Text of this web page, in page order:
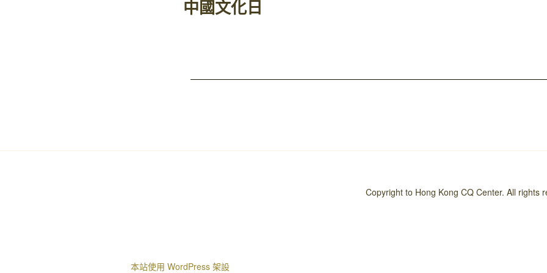
中國文化日
Copyright to Hong Kong CQ Center. All rights
本站使用 WordPress 架設